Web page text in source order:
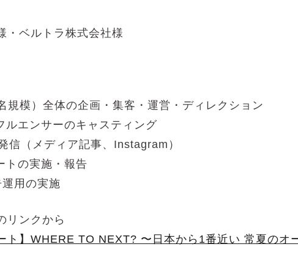
・ベルトラ株式会社様
規模）全体の企画・集客・運営・ディレクション
ルエンサーのキャスティング
信（メディア記事、Instagram）
トの実施・報告
運用の実施
リンクから
ト】WHERE TO NEXT? 〜日本から1番近い 常夏のオ